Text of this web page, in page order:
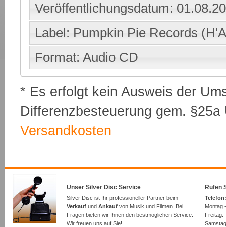
Veröffentlichungsdatum:
Label: Pumpkin Pie Records
Format: Audio CD
* Es erfolgt kein Ausweis der
Differenzbesteuerung gem.
Versandkosten
Unser Silver Disc Service
Silver Disc ist Ihr professioneller Partner beim
Verkauf und Ankauf von Musik und Filmen. Bei
Fragen bieten wir Ihnen den bestmöglichen Service.
Wir freuen uns auf Sie!
Rufen
Montag